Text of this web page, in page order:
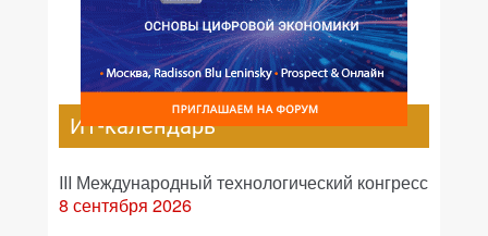
ИТ-календарь
III Международный технологический конгресс
8 сентября 2026